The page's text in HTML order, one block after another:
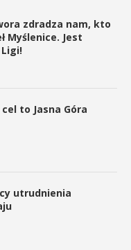
zdradza nam, kto
Myślenice. Jest
to Jasna Góra
utrudnienia